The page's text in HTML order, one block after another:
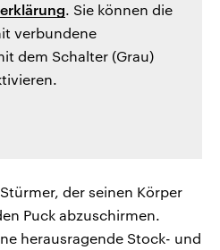
. Sie können die
verbundene
dem Schalter (Grau)
der seinen Körper
Puck abzuschirmen.
herausragende Stock- und